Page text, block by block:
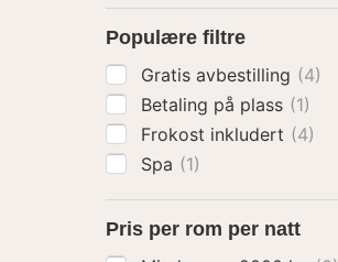
Populære filtre
Gratis avbestilling (4)
Betaling på plass (1)
Frokost inkludert (4)
Spa (1)
Pris per rom per natt